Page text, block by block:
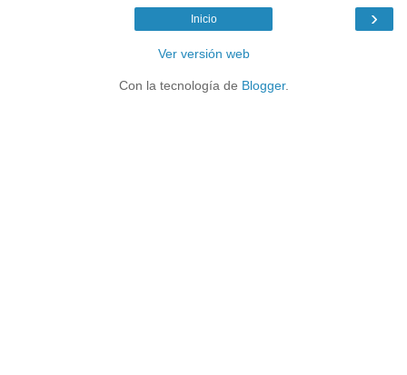
›
Inicio
Ver versión web
Con la tecnología de Blogger.